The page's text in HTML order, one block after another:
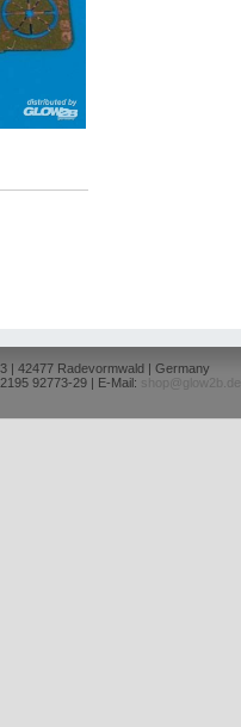
| 42477 Radevormwald | Germany
92773-29 | E-Mail:
shop@glow2b.de